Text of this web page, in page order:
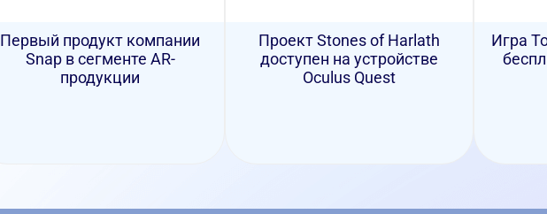
Первый продукт компании
Snap в сегменте AR-
продукции
Проект Stones of Harlath
доступен на устройстве
Oculus Quest
Игра